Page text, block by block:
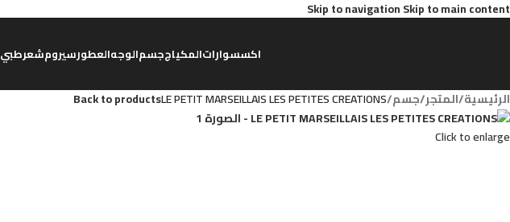
Skip to navigationSkip to main content
اكسسواراتالمكياججسمالوجهالعطورسيرومشعرطبي
الرئيسية/المتجر/جسم/
LE PETIT MARSEILLAIS LES PETITES CREATIONS
Back to products
Click to enlarge